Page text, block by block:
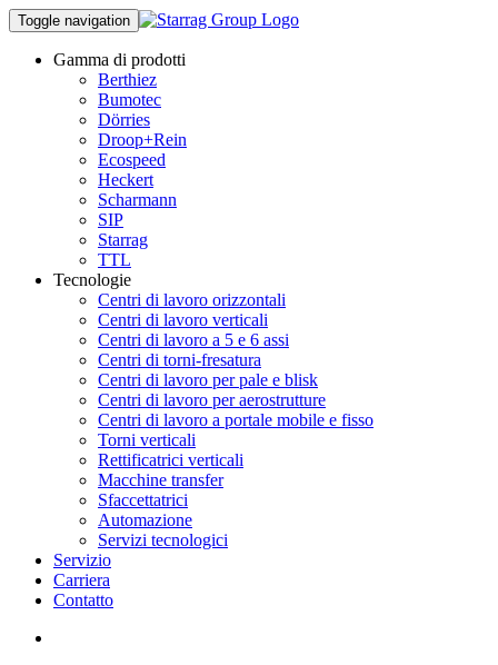
Toggle navigation
Gamma di prodotti
Berthiez
Bumotec
Dörries
Droop+Rein
Ecospeed
Heckert
Scharmann
SIP
Starrag
TTL
Tecnologie
Centri di lavoro orizzontali
Centri di lavoro verticali
Centri di lavoro a 5 e 6 assi
Centri di torni-fresatura
Centri di lavoro per pale e blisk
Centri di lavoro per aerostrutture
Centri di lavoro a portale mobile e fisso
Torni verticali
Rettificatrici verticali
Macchine transfer
Sfaccettatrici
Automazione
Servizi tecnologici
Servizio
Carriera
Contatto